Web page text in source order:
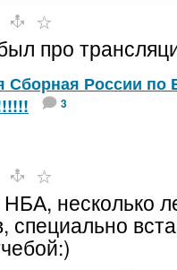
про
Сборная России по
3
несколько
специально